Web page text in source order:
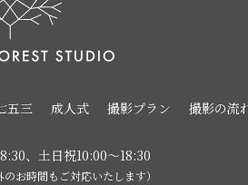
五三 成人式 撮影プラン 撮影の流
、土日祝10:00〜18:30
お時間もご対応いたします）